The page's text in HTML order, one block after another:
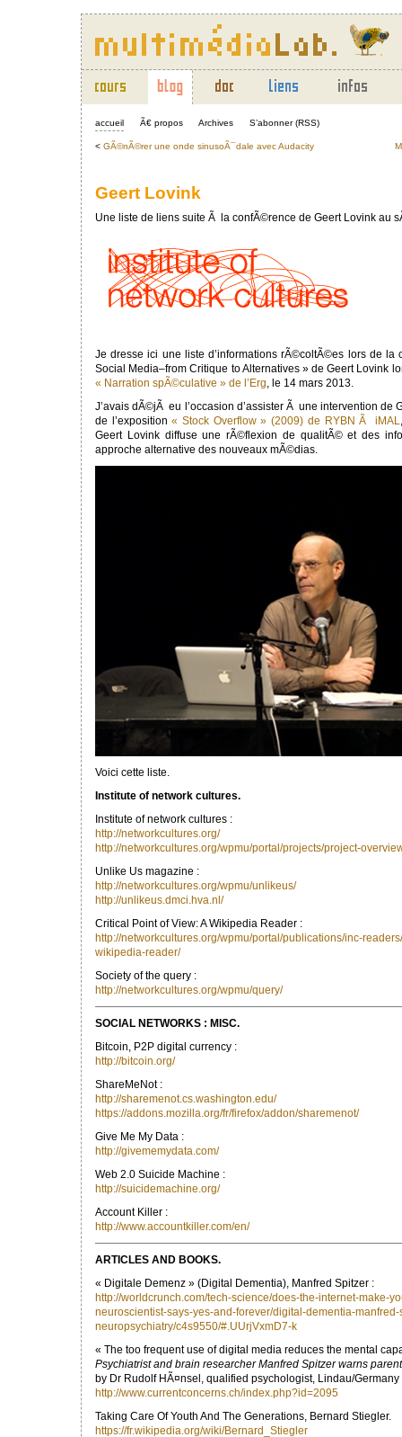
accueil Ã€ propos Archives S’abonner (RSS)
< GÃ©nÃ©rer une onde sinusoÃ¯dale avec Audacity
Geert Lovink
Une liste de liens suite Ã la confÃ©rence de Geert Lovink au
Je dresse ici une liste d’informations rÃ©coltÃ©es lors de la
Social Media–from Critique to Alternatives » de Geert Lovink
« Narration spÃ©culative » de l’Erg, le 14 mars 2013.
J’avais dÃ©jÃ eu l’occasion d’assister Ã une intervention de
de l’exposition« Stock Overflow » (2009) de RYBN Ã iMAL
Geert Lovink diffuse une rÃ©flexion de qualitÃ© et des
approche alternative des nouveaux mÃ©dias.
Voici cette liste.
Institute of network cultures.
Institute of network cultures :
http://networkcultures.org/
http://networkcultures.org/wpmu/portal/projects/project-
Unlike Us magazine :
http://networkcultures.org/wpmu/unlikeus/
http://unlikeus.dmci.hva.nl/
Critical Point of View: A Wikipedia Reader :
http://networkcultures.org/wpmu/portal/publications/inc-
wikipedia-reader/
Society of the query :
http://networkcultures.org/wpmu/query/
SOCIAL NETWORKS : MISC.
Bitcoin, P2P digital currency :
http://bitcoin.org/
ShareMeNot :
http://sharemenot.cs.washington.edu/
https://addons.mozilla.org/fr/firefox/addon/sharemenot/
Give Me My Data :
http://givememydata.com/
Web 2.0 Suicide Machine :
http://suicidemachine.org/
Account Killer :
http://www.accountkiller.com/en/
ARTICLES AND BOOKS.
« Digitale Demenz » (Digital Dementia), Manfred Spitzer :
http://worldcrunch.com/tech-science/does-the-internet-make-
neuroscientist-says-yes-and-forever/digital-dementia-manfred-
neuropsychiatry/c4s9550/#.UUrjVxmD7-k
« The too frequent use of digital media reduces the mental
Psychiatrist and brain researcher Manfred Spitzer warns
by Dr Rudolf HÃ¤nsel, qualified psychologist, Lindau/Germany
http://www.currentconcerns.ch/index.php?id=2095
Taking Care Of Youth And The Generations, Bernard Stiegler.
https://fr.wikipedia.org/wiki/Bernard_Stiegler